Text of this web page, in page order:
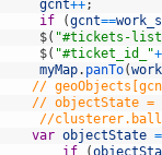
gcnt++;
if
(gcnt==
$( "#tickets-
$( "#ticket_id_"+
myMap. panTo(
//
// objectState =
//
var objectState =
if
(